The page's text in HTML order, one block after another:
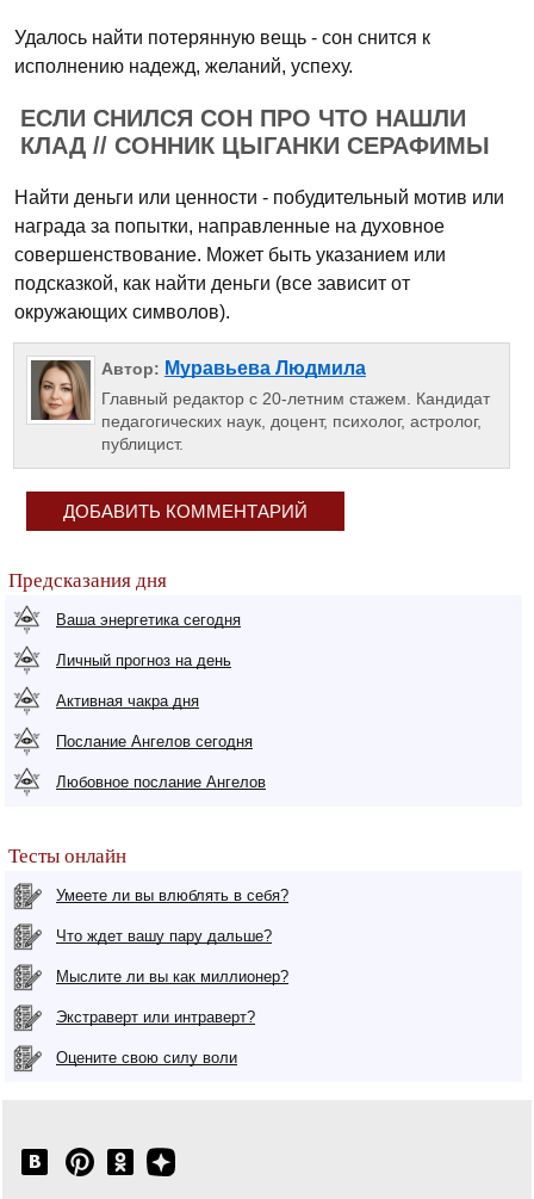
Удалось найти потерянную вещь - сон снится к
исполнению надежд, желаний, успеху.
ЕСЛИ СНИЛСЯ СОН ПРО ЧТО НАШЛИ
КЛАД // СОННИК ЦЫГАНКИ СЕРАФИМЫ
Найти деньги или ценности - побудительный мотив или
награда за попытки, направленные на духовное
совершенствование. Может быть указанием или
подсказкой, как найти деньги (все зависит от
окружающих символов).
Автор: Муравьева Людмила
Главный редактор с 20-летним стажем. Кандидат
педагогических наук, доцент, психолог, астролог,
публицист.
ДОБАВИТЬ КОММЕНТАРИЙ
Предсказания дня
Ваша энергетика сегодня
Личный прогноз на день
Активная чакра дня
Послание Ангелов сегодня
Любовное послание Ангелов
Тесты онлайн
Умеете ли вы влюблять в себя?
Что ждет вашу пару дальше?
Мыслите ли вы как миллионер?
Экстраверт или интраверт?
Оцените свою силу воли